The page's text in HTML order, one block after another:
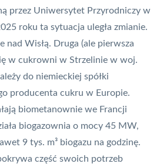
przez Uniwersytet Przyrodniczy w
roku ta sytuacja uległa zmianie.
nad Wisłą. Druga (ale pierwsza
w cukrowni w Strzelinie w woj.
do niemieckiej spółki
producenta cukru w Europie.
biometanownie we Francji
biogazownia o mocy 45 MW,
9 tys. m³ biogazu na godzinę.
część swoich potrzeb